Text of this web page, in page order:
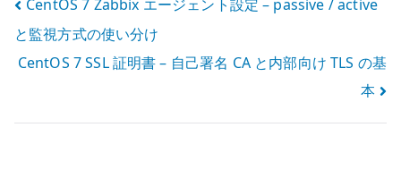
稿
ナ
ビ
CentOS 7 Zabbix エージェント設定 – passive / active
と監視方式の使い分け
CentOS 7 SSL 証明書 – 自己署名 CA と内部向け TLS の基
本